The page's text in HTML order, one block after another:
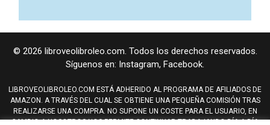
© 2026 libroveolibroleo.com. Todos los derechos reservados.
Síguenos en: Instagram, Facebook.
LIBROVEOLIBROLEO.COM ESTÁ ADHERIDO AL PROGRAMA DE AFILIADOS DE
AMAZON. A TRAVÉS DEL CUAL SE OBTIENE UNA PEQUEÑA COMISIÓN TRAS
REALIZARSE UNA COMPRA. NO SUPONE UN COSTE PARA EL USUARIO, EN
CAMBIO A NOSOTROS NOS PERMITE CONTINUAR TRABAJANDO DÍA A DÍA